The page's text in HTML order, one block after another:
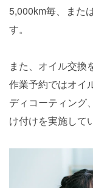
5,000km毎、また
す。
また、オイル交換
作業予約ではオイ
ディコーティング
け付けを実施して